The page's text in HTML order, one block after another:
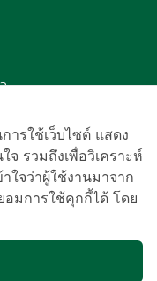
กล้องวงจรปิด
险》（Por Ror Bor）
ารใช้เว็บไซต์ แสดง
รวมถึงเพื่อวิเคราะห์
ใจว่าผู้ใช้งานมาจาก
มการใช้คุกกี้ได้ โดย